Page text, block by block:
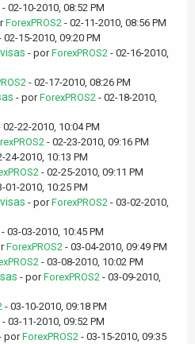
- 02-10-2010, 08:52 PM
ForexPROS2 - 02-11-2010, 08:56 PM
02-15-2010, 09:20 PM
- porForexPROS2 - 02-16-2010,
- 02-17-2010, 08:26 PM
- porForexPROS2 - 02-18-2010,
02-22-2010, 10:04 PM
- 02-23-2010, 09:16 PM
24-2010, 10:13 PM
- 02-25-2010, 09:11 PM
01-2010, 10:25 PM
- porForexPROS2 - 03-02-2010,
- 03-03-2010, 10:45 PM
ForexPROS2 - 03-04-2010, 09:49 PM
- 03-08-2010, 10:02 PM
- porForexPROS2 - 03-09-2010,
- 03-10-2010, 09:18 PM
- 03-11-2010, 09:52 PM
porForexPROS2 - 03-15-2010, 09:35